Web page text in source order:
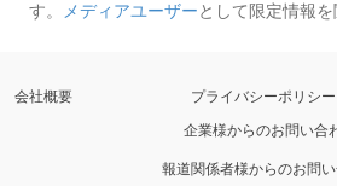
す。 メディアユーザーとして限定情報を
会社概要 プライバシーポリシー
企業様からのお問い合
報道関係者様からのお問